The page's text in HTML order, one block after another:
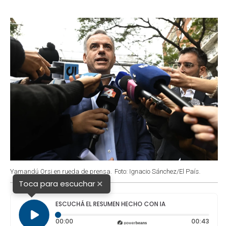
k
Yamandú Orsi en rueda de prensa. Foto: Ignacio Sánchez/El País.
Toca para escuchar×
ESCUCHÁ EL RESUMEN HECHO CON IA
00:00 Tiempo transcurrido: 0 segundos 00:43